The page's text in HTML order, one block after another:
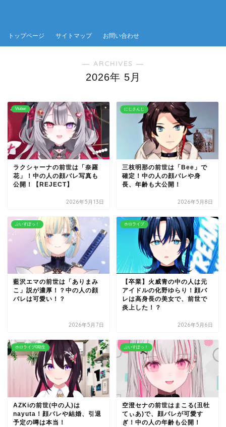
トップページ サイトマップ お問い合わせ
― ARCHIVES ―
2026年 5月
Vtuber
ラクシャーナの前世は「奈羅
花」！中の人の顔バレ写真も
公開！【REJECT】
2026年5月13日
にじさんじ
三枝明那の前世は「Bee」で
確定！中の人の顔バレや身
長、年齢も大公開！
2026年5月8日
ぶいすぽっ！
藍沢エマの前世は「ありまみ
こ」説が濃厚！？中の人の顔
バレは可愛い！？
2026年5月7日
ホロライブ
【卒業】火威青の中の人は元
アイドルの化野ゆらり！顔バ
レは高身長の美女で、前世で
炎上した！？
2026年5月6日
ホロライブ0期生
AZKiの前世(中の人)は
nayuta！顔バレや結婚、引退
予定の噂は本当！
ぶいすぽっ！
空澄セナの前世はまこる(丑牡
てぃあ)で、顔バレが可愛す
ぎ！中の人の年齢も公開！